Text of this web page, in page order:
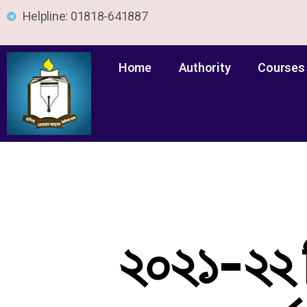
Helpline: 01818-641887
Home Authority Courses
২০২১-২২